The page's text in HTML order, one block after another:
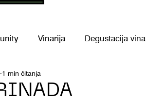
Vinarija Degustacija vina
1 min čitanja